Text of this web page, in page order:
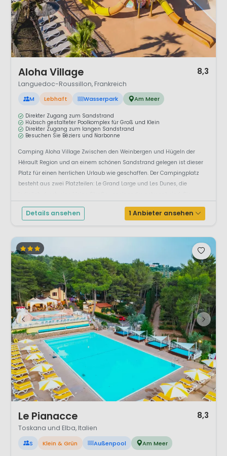
Aloha Village 8,3
Languedoc-Roussillon, Frankreich
M Lebhaft Wasserpark Am Meer
Direkter Zugang zum Sandstrand
Hübsch gestalteter Poolkomplex für Groß und Klein
Direkter Zugang zum langen Sandstrand
Besuchen Sie Béziers und Narbonne
Camping Aloha Village Zwischen den Weinbergen und Hügeln der
Hérault Region und an einem schönen Sandstrand gelegen ist dieser
Platz für einen herrlichen Urlaub wie geschaffen. Der Campingplatz
besteht aus zwei Platzteilen: Le Grand Large und Les Dunes, die
dürfen natürlich die Angeb...
Details ansehen 1 Anbieter ansehen
Le Pianacce 8,3
Toskana und Elba, Italien
S Klein & Grün Außenpool Am Meer